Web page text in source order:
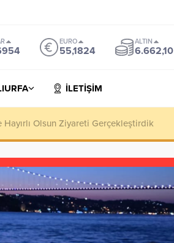
EURO
55,1824
ALTIN
6.662,10
İLETİŞİM
Hayırlı Olsun Ziyareti Gerçekleştirdik